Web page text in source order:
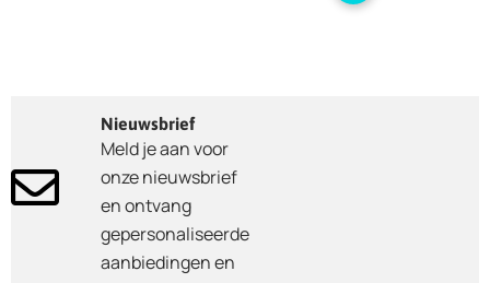
Nieuwsbrief
Meld je aan voor
onze nieuwsbrief
en ontvang
gepersonaliseerde
aanbiedingen en